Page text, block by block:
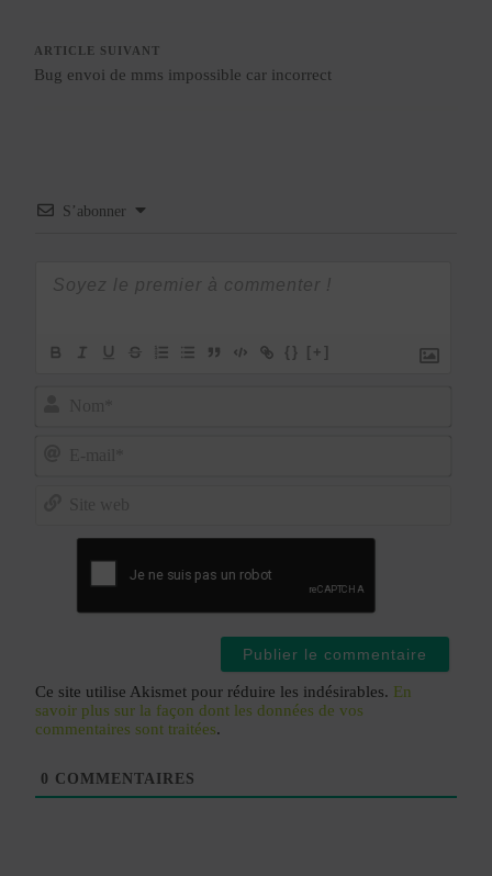
ARTICLE SUIVANT
Bug envoi de mms impossible car incorrect
S’abonner
{} [+]
Ce site utilise Akismet pour réduire les indésirables. En
savoir plus sur la façon dont les données de vos
commentaires sont traitées.
0 COMMENTAIRES